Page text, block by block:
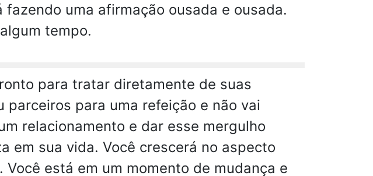
uma afirmação ousada e ousada.
tempo.
para tratar diretamente de suas
parceiros para uma refeição e não vai
relacionamento e dar esse mergulho
em sua vida. Você crescerá no aspecto
está em um momento de mudança e